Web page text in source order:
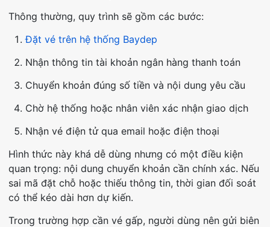
Thông thường, quy trình sẽ gồm các bước:
Đặt vé trên hệ thống Baydep
Nhận thông tin tài khoản ngân hàng thanh toán
Chuyển khoản đúng số tiền và nội dung yêu cầu
Chờ hệ thống hoặc nhân viên xác nhận giao dịch
Nhận vé điện tử qua email hoặc điện thoại
Hình thức này khá dễ dùng nhưng có một điều kiện
quan trọng: nội dung chuyển khoản cần chính xác. Nếu
sai mã đặt chỗ hoặc thiếu thông tin, thời gian đối soát
có thể kéo dài hơn dự kiến.
Trong trường hợp cần vé gấp, người dùng nên gửi biên